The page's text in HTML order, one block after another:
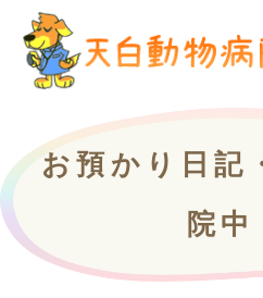
お預かり日記
院中